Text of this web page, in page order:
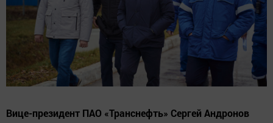
Вице-президент ПАО «Транснефть» Сергей Андронов